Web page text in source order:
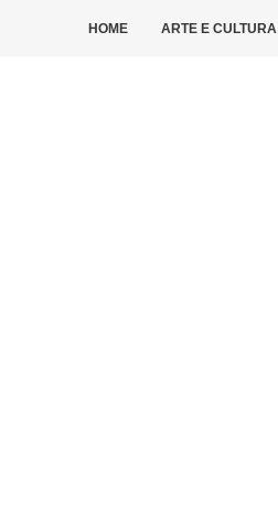
HOME ARTE E CULTURA